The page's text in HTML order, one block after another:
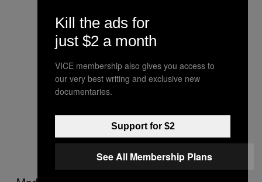
Kill the ads for
just $2 a month
VICE membership also gives you access to
our very best writing and exclusive new
documentaries.
Support for $2
See All Membership Plans